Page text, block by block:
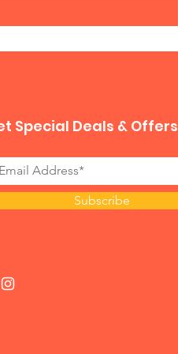
Special Deals & Offers
Subscribe